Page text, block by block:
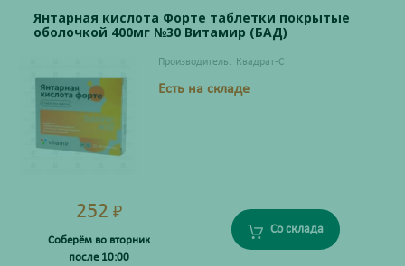
Янтарная кислота Форте таблетки покрытые
оболочкой 400мг №30 Витамир (БАД)
Производитель: Квадрат-С
Есть на складе
252 ₽
Соберём во вторник
после 10:00
Со склада